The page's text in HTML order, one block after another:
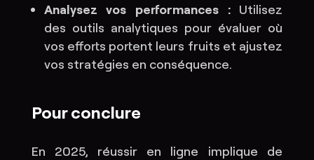
Analysez vos performances :Utilisez
des outils analytiques pour évaluer où
vos efforts portent leurs fruits et ajustez
vos stratégies en conséquence.
Pour conclure
En 2025, réussir en ligne implique de